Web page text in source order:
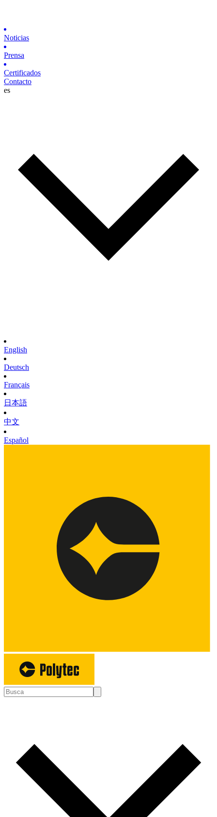
Noticias
Prensa
Certificados
Contacto
es
English
Deutsch
Français
日本語
中文
Español